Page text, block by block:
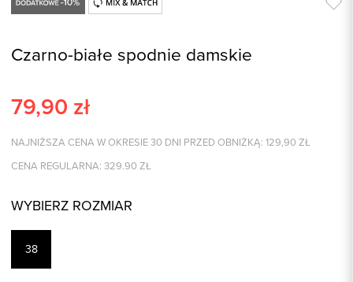
Czarno-białe spodnie damskie
79,90 zł
NAJNIŻSZA CENA W OKRESIE 30 DNI PRZED OBNIŻKĄ: 129,90 ZŁ
CENA REGULARNA: 329.90 ZŁ
WYBIERZ ROZMIAR
38